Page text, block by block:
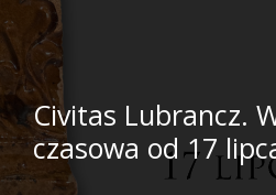
Civitas Lubrancz.
czasowa od 17